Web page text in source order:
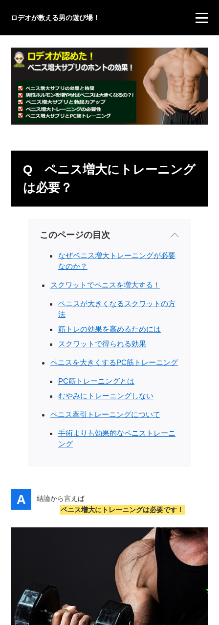
ロデオが教える男の遊び場！
Q ペニス増大にトレーニング
は必要？
このページの目次
なぜペニス増大トレーニングが必要
なのか？
スクワットでペニスを増大する！
ペニスが大きくなるスクワットの方
法
筋トレの効果を高めるためには
スクワットで得られる効果
ペニスを大きくするPC筋トレーニング
PC筋トレーニングとは
むやみにトレーニングしない
ペニス牽引トレーニングについて
手術よりも効果的なペニストレーニ
ング
結論から言えば
ペニス増大にトレーニングは必要です！